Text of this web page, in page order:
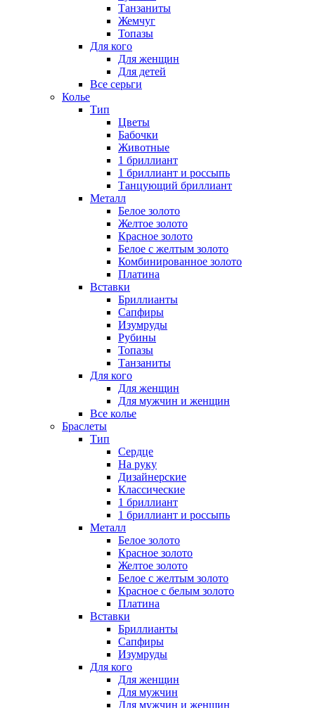
Танзаниты
Жемчуг
Топазы
Для кого
Для женщин
Для детей
Все серьги
Колье
Тип
Цветы
Бабочки
Животные
1 бриллиант
1 бриллиант и россыпь
Танцующий бриллиант
Металл
Белое золото
Желтое золото
Красное золото
Белое с желтым золото
Комбинированное золото
Платина
Вставки
Бриллианты
Сапфиры
Изумруды
Рубины
Топазы
Танзаниты
Для кого
Для женщин
Для мужчин и женщин
Все колье
Браслеты
Тип
Сердце
На руку
Дизайнерские
Классические
1 бриллиант
1 бриллиант и россыпь
Металл
Белое золото
Красное золото
Желтое золото
Белое с желтым золото
Красное с белым золото
Платина
Вставки
Бриллианты
Сапфиры
Изумруды
Для кого
Для женщин
Для мужчин
Для мужчин и женщин